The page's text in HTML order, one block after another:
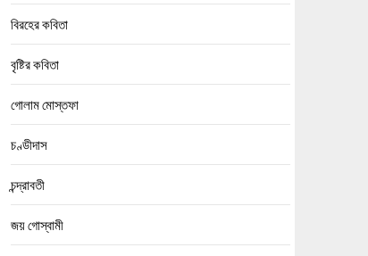
বিরহের কবিতা
বৃষ্টির কবিতা
গোলাম মোস্তফা
চণ্ডীদাস
চন্দ্রাবতী
জয় গোস্বামী